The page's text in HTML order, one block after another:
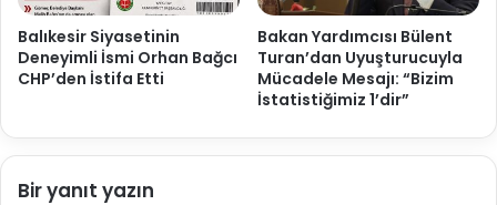
Balıkesir Siyasetinin
Deneyimli İsmi Orhan Bağcı
CHP’den İstifa Etti
Bakan Yardımcısı Bülent
Turan’dan Uyuşturucuyla
Mücadele Mesajı: “Bizim
İstatistiğimiz 1’dir”
Bir yanıt yazın